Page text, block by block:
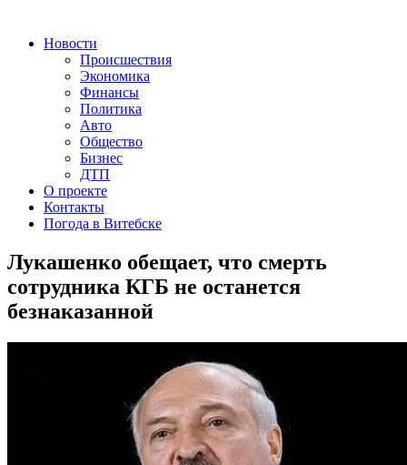
Новости
Происшествия
Экономика
Финансы
Политика
Авто
Общество
Бизнес
ДТП
О проекте
Контакты
Погода в Витебске
Лукашенко обещает, что смерть
сотрудника КГБ не останется
безнаказанной